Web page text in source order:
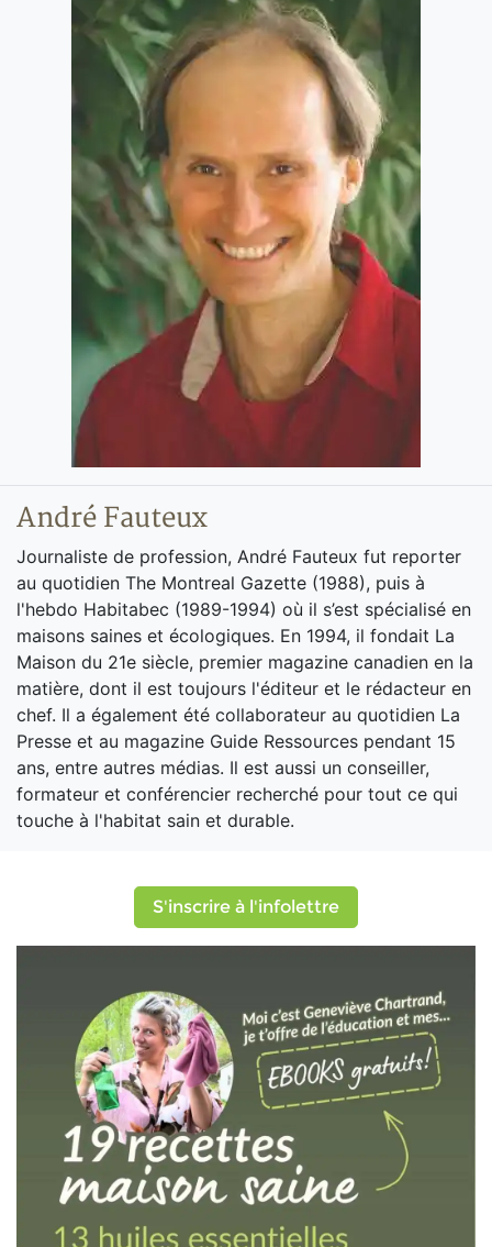
André Fauteux
Journaliste de profession, André Fauteux fut reporter
au quotidien The Montreal Gazette (1988), puis à
l'hebdo Habitabec (1989-1994) où il s’est spécialisé en
maisons saines et écologiques. En 1994, il fondait La
Maison du 21e siècle, premier magazine canadien en la
matière, dont il est toujours l'éditeur et le rédacteur en
chef. Il a également été collaborateur au quotidien La
Presse et au magazine Guide Ressources pendant 15
ans, entre autres médias. Il est aussi un conseiller,
formateur et conférencier recherché pour tout ce qui
touche à l'habitat sain et durable.
S'inscrire à l'infolettre